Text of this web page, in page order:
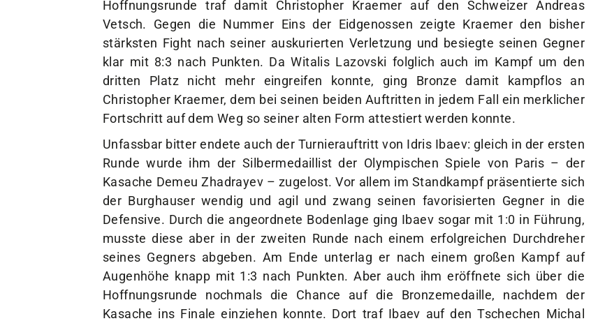
Vetsch. Gegen die Nummer Eins der Eidgenossen zeigte Kraemer den bisher
stärksten Fight nach seiner auskurierten Verletzung und besiegte seinen Gegner
klar mit 8:3 nach Punkten. Da Witalis Lazovski folglich auch im Kampf um den
dritten Platz nicht mehr eingreifen konnte, ging Bronze damit kampflos an
Christopher Kraemer, dem bei seinen beiden Auftritten in jedem Fall ein merklicher
Fortschritt auf dem Weg so seiner alten Form attestiert werden konnte.
Runde wurde ihm der Silbermedaillist der Olympischen Spiele von Paris – der
Kasache Demeu Zhadrayev – zugelost. Vor allem im Standkampf präsentierte sich
der Burghauser wendig und agil und zwang seinen favorisierten Gegner in die
Defensive. Durch die angeordnete Bodenlage ging Ibaev sogar mit 1:0 in Führung,
musste diese aber in der zweiten Runde nach einem erfolgreichen Durchdreher
seines Gegners abgeben. Am Ende unterlag er nach einem großen Kampf auf
Augenhöhe knapp mit 1:3 nach Punkten. Aber auch ihm eröffnete sich über die
Hoffnungsrunde nochmals die Chance auf die Bronzemedaille, nachdem der
Kasache ins Finale einziehen konnte. Dort traf Ibaev auf den Tschechen Michal